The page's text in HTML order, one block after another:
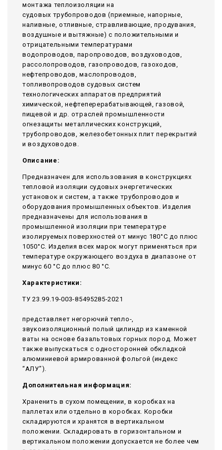
монтажа теплоизоляции на
судовых трубопроводов (приемные, напорные,
наливные, отливные, стравливающие, продувания,
воздушные и вытяжные) с положительными и
отрицательными температурами
водопроводов, паропроводов, воздуховодов,
рассолопроводов, газопроводов, газоходов,
нефтепроводов, маслопроводов,
топливопроводов судовых систем
технологических аппаратов предприятий
химической, нефтеперерабатывающей, газовой,
пищевой и др. отраслей промышленности
огнезащиты металлических конструкций,
трубопроводов, железобетонных плит перекрытий
и воздуховодов.
Описание:
Предназначен для использования в конструкциях
тепловой изоляции судовых энергетических
установок и систем, а также трубопроводов и
оборудования промышленных объектов. Изделия
предназначены для использования в
промышленной изоляции при температуре
изолируемых поверхностей от минус 180°С до плюс
1050°С. Изделия всех марок могут применяться при
температуре окружающего воздуха в диапазоне от
минус 60 °С до плюс 80 °С.
Характеристики:
ТУ 23.99.19-003-85495285-2021
представляет негорючий тепло-,
звукоизоляционный полый цилиндр из каменной
ваты на основе базальтовых горных пород. Может
также выпускаться с односторонней обкладкой
алюминиевой армированной фольгой (индекс
“АЛУ”).
Дополнительная информация:
Храненить в сухом помещении, в коробках на
паллетах или отдельно в коробках. Коробки
складируются и хранятся в вертикальном
положении. Складировать в горизонтальном и
вертикальном положении допускается не более чем